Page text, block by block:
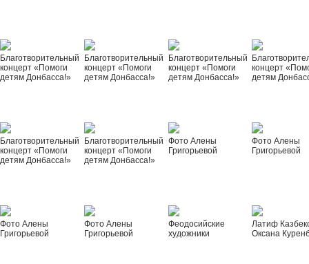
Благотворительный
концерт «Помоги
детям Донбасса!»
Благотворительный
концерт «Помоги
детям Донбасса!»
Благотворительный
концерт «Помоги
детям Донбасса!»
концерт
детям
Благотворительный
концерт «Помоги
детям Донбасса!»
Благотворительный
концерт «Помоги
детям Донбасса!»
Фото Алены
Григорьевой
Фото Алены
Григорьевой
Фото Алены
Григорьевой
Фото Алены
Григорьевой
Феодосийские
художники
Латиф
Оксана